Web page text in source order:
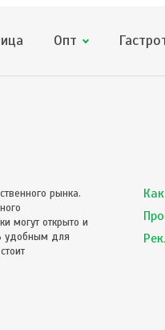
Опт
рынка.
могут открыто и
удобным для